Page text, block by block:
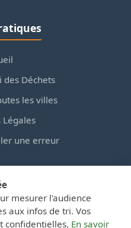
des Déchets
les villes
une erreur
— Site
aux collectivités.
mesurer l'audience
aux infos de tri. Vos
confidentielles. En savoir